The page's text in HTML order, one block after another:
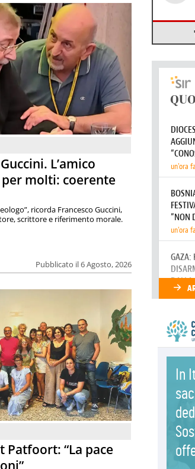
L’amico
molti: coerente
Pubblicato il 6 Agosto, 2026
ricorda Francesco Guccini,
scrittore e riferimento morale.
Patfoort: “La pace